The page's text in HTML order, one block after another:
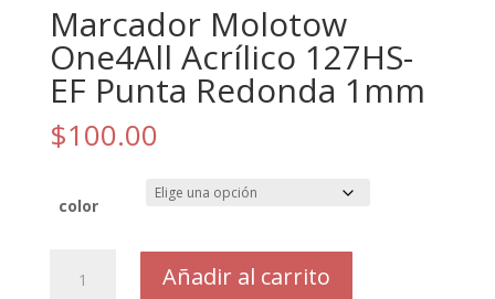
Marcador Molotow
One4All Acrílico 127HS-
EF Punta Redonda 1mm
$100.00
color
Molotow
Añadir al carrito